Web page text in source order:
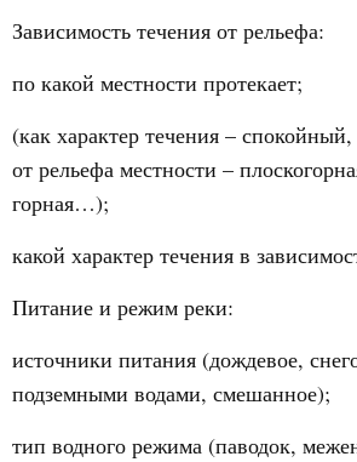
Зависимость течения от рельефа:
по какой местности протекает;
(как характер течения –
от рельефа местности –
горная…);
какой характер течения в
Питание и режим реки:
источники питания (дождевое,
подземными водами, смешанное);
тип водного режима (паводок,